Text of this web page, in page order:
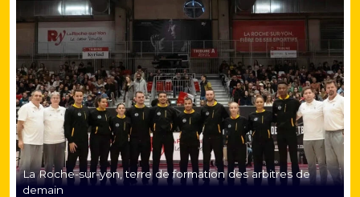
La Roche-sur-yon, terre de formation des arbitres de
demain